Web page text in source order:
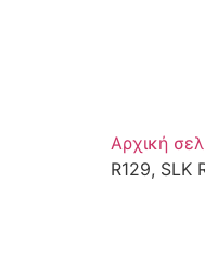
Αρχική
R129, SLK